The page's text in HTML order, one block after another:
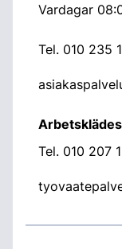
Vardagar
Tel. 010 235
Tel. 010 207